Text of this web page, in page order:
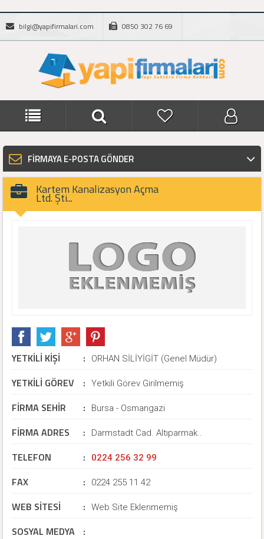
bilgi@yapifirmalari.com 0850 302 76 69
FİRMAYA E-POSTA GÖNDER
Kartem Kanalizasyon Açma
Ltd. Şti...
YETKİLİ KİŞİ : ORHAN SİLİYİGİT (Genel Müdür)
YETKİLİ GÖREV : Yetkili Görev Girilmemiş
FİRMA SEHİR : Bursa - Osmangazi
FİRMA ADRES : Darmstadt Cad. Altıparmak..
TELEFON : 0224 256 32 99
FAX : 0224 255 11 42
WEB SİTESİ : Web Site Eklenmemiş
SOSYAL MEDYA :